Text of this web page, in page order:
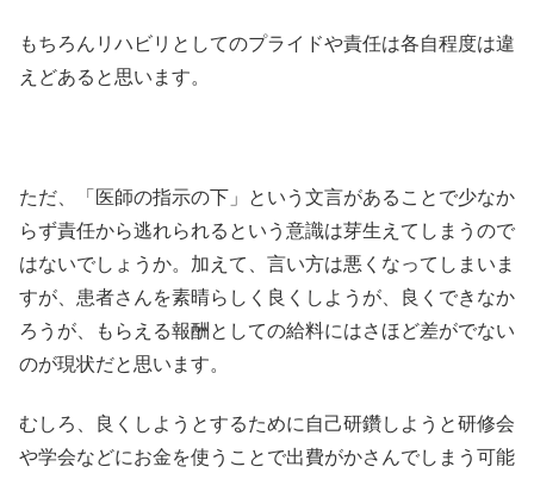
もちろんリハビリとしてのプライドや責任は各自程度は違
えどあると思います。
ただ、「医師の指示の下」という文言があることで少なか
らず責任から逃れられるという意識は芽生えてしまうので
はないでしょうか。加えて、言い方は悪くなってしまいま
すが、患者さんを素晴らしく良くしようが、良くできなか
ろうが、もらえる報酬としての給料にはさほど差がでない
のが現状だと思います。
むしろ、良くしようとするために自己研鑽しようと研修会
や学会などにお金を使うことで出費がかさんでしまう可能